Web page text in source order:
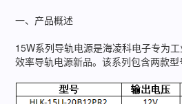
一、产品概述
15W系列导轨电源是海凌科电子专为
效率导轨电源新品。该系列包含两款型